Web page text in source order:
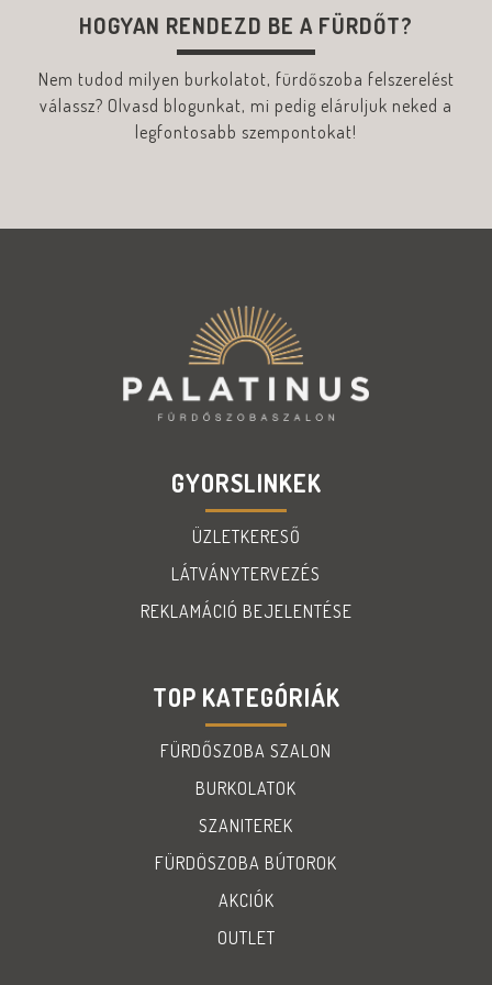
HOGYAN RENDEZD BE A FÜRDŐT?
Nem tudod milyen burkolatot, fürdőszoba felszerelést
válassz? Olvasd blogunkat, mi pedig eláruljuk neked a
legfontosabb szempontokat!
GYORSLINKEK
ÜZLETKERESŐ
LÁTVÁNYTERVEZÉS
REKLAMÁCIÓ BEJELENTÉSE
TOP KATEGÓRIÁK
FÜRDŐSZOBA SZALON
BURKOLATOK
SZANITEREK
FÜRDÖSZOBA BÚTOROK
AKCIÓK
OUTLET